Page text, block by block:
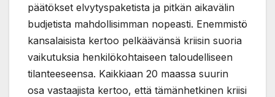
päätökset elvytyspaketista ja pitkän aikavälin
budjetista mahdollisimman nopeasti. Enemmistö
kansalaisista kertoo pelkäävänsä kriisin suoria
vaikutuksia henkilökohtaiseen taloudelliseen
tilanteeseensa. Kaikkiaan 20 maassa suurin
osa vastaajista kertoo, että tämänhetkinen kriisi